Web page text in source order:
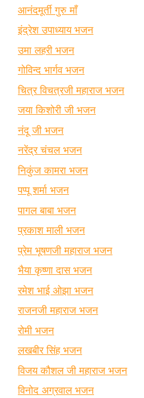
आनंदमूर्ती गुरु माँ
इंद्रेश उपाध्याय भजन
उमा लहरी भजन
गोविन्द भार्गव भजन
चित्र विचत्रजी महाराज भजन
जया किशोरी जी भजन
नंदू जी भजन
नरेंद्र चंचल भजन
निकुंज कामरा भजन
पप्पू शर्मा भजन
पागल बाबा भजन
प्रकाश माली भजन
प्रेम भूषणजी महाराज भजन
भैया कृष्णा दास भजन
रमेश भाई ओझा भजन
राजनजी महाराज भजन
रोमी भजन
लखबीर सिंह भजन
विजय कौशल जी महाराज भजन
विनोद अग्रवाल भजन